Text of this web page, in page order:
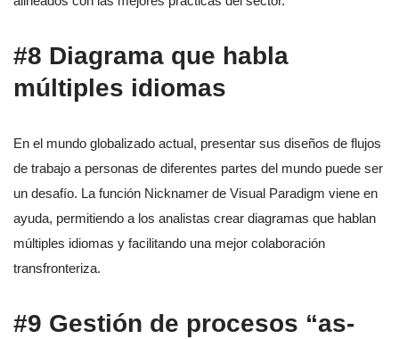
#8 Diagrama que habla
múltiples idiomas
En el mundo globalizado actual, presentar sus diseños de flujos
de trabajo a personas de diferentes partes del mundo puede ser
un desafío. La función Nicknamer de Visual Paradigm viene en
ayuda, permitiendo a los analistas crear diagramas que hablan
múltiples idiomas y facilitando una mejor colaboración
transfronteriza.
#9 Gestión de procesos “as-